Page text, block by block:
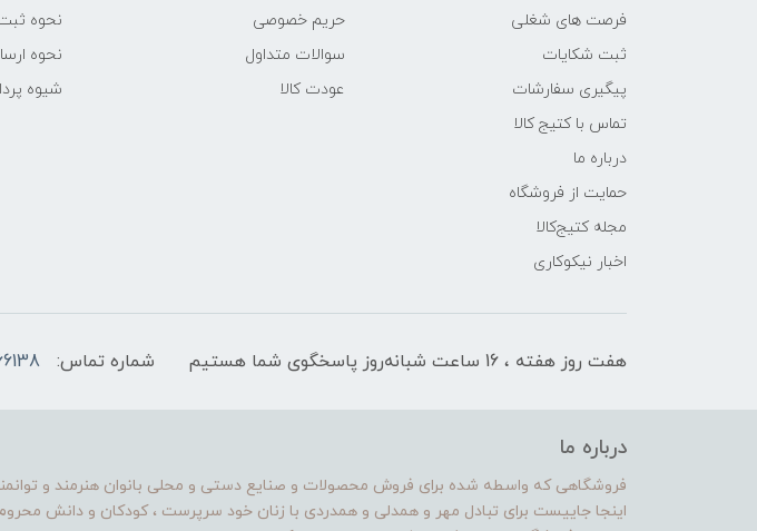
فرصت های شغلی
ثبت شکایات
پیگیری سفارشات
تماس با کتیج کالا
درباره ما
حمایت از فروشگاه
مجله کتیج‌کالا
اخبار نیکوکاری
حریم خصوصی
سوالات متداول
عودت کالا
نحوه
نحوه
شیوه
هفت روز هفته ، 16 ساعت شبانه‌روز پاسخگوی شما هستیم شماره تماس:
درباره ما
فروشگاهی که واسطه شده برای فروش محصولات و صنایع دستی و محلی بانوان هنرمند و
اینجا جاییست برای تبادل مهر و همدلی و همدردی با زنان خود سرپرست ، کودکان و دانش